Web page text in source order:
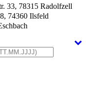
33, 78315 Radolfzell
74360 Ilsfeld